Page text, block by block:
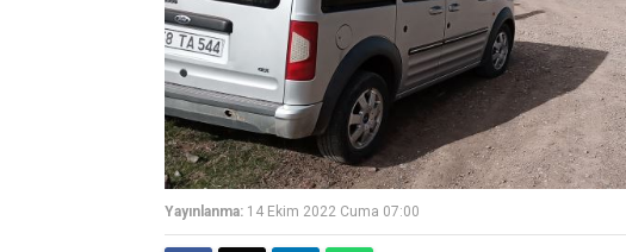
Yayınlanma: 14 Ekim 2022 Cuma 07:00